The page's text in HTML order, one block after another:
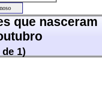
que nasceram
1)